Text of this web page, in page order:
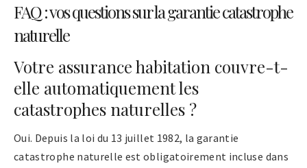
FAQ : vos questions sur la garantie catastrophe
naturelle
Votre assurance habitation couvre-t-
elle automatiquement les
catastrophes naturelles ?
Oui. Depuis la loi du 13 juillet 1982, la garantie
catastrophe naturelle est obligatoirement incluse dans